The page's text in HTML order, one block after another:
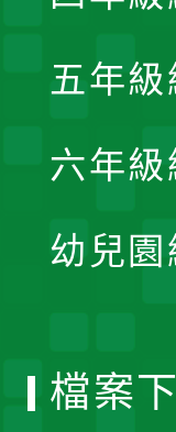
五年級
六年級
幼兒園
檔案